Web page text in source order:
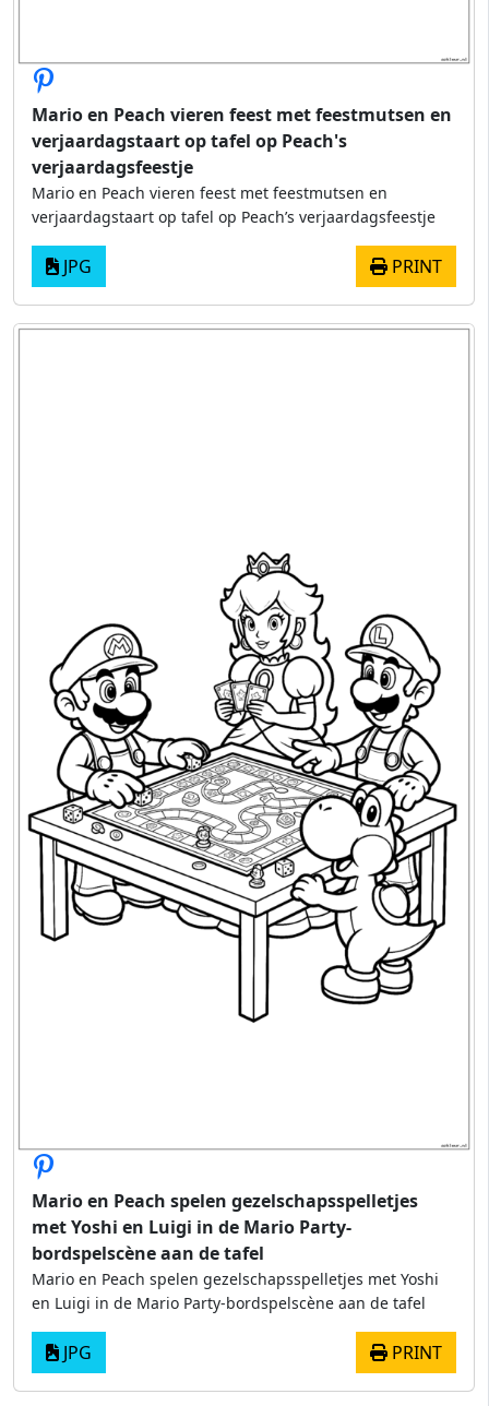
Mario en Peach vieren feest met feestmutsen en
verjaardagstaart op tafel op Peach's
verjaardagsfeestje
Mario en Peach vieren feest met feestmutsen en
verjaardagstaart op tafel op Peach’s verjaardagsfeestje
JPG PRINT
Mario en Peach spelen gezelschapsspelletjes
met Yoshi en Luigi in de Mario Party-
bordspelscène aan de tafel
Mario en Peach spelen gezelschapsspelletjes met Yoshi
en Luigi in de Mario Party-bordspelscène aan de tafel
JPG PRINT